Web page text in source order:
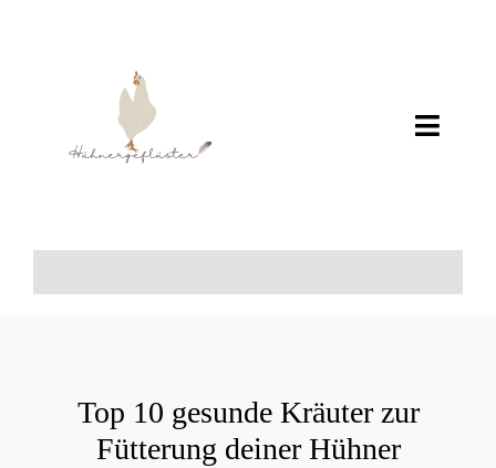
Top 10 gesunde Kräuter zur
Fütterung deiner Hühner